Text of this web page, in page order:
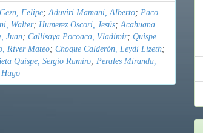
Felipe;Aduviri Mamani, Alberto; Paco
Walter; Humerez Oscori, Jesús;Acahuana
Juan; Callisaya Pocoaca, Vladimir; Quispe
River Mateo; Choque Calderón, Leydi Lizeth;
Quispe, Sergio Ramiro; Perales Miranda,